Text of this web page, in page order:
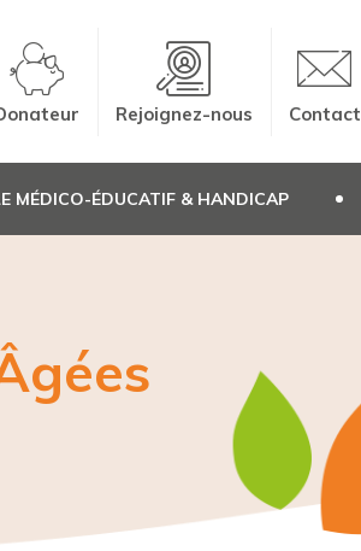
Rejoignez-nous Contact
MÉDICO-ÉDUCATIF & HANDICAP